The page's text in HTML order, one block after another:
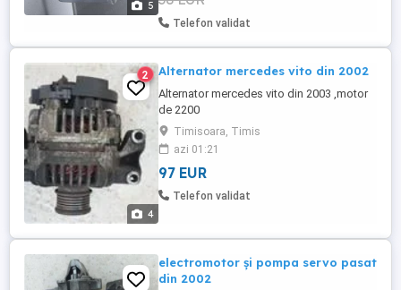
5
proaspat si ...
Telefon validat
4
2 Alternator mercedes vito din 2002
Alternator mercedes vito din 2003 ,motor
de 2200
Timisoara, Timis
azi 01:21
97 EUR
Telefon validat
electromotor și pompa servo pasat
din 2002